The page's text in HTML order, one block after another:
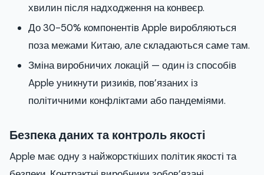
хвилин після надходження на конвеєр.
До 30-50% компонентів Apple виробляються
поза межами Китаю, але складаються саме там.
Зміна виробничих локацій — один із способів
Apple уникнути ризиків, пов’язаних із
політичними конфліктами або пандеміями.
Безпека даних та контроль якості
Apple має одну з найжорсткіших політик якості та